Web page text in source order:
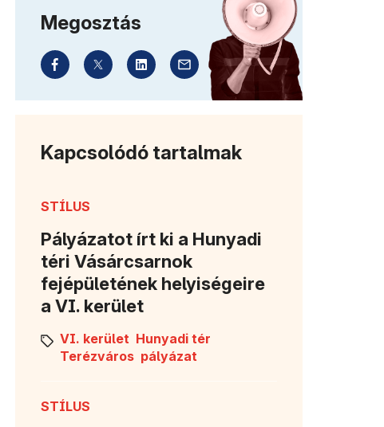
Megosztás
Kapcsolódó tartalmak
STÍLUS
Pályázatot írt ki a Hunyadi
téri Vásárcsarnok
fejépületének helyiségeire
a VI. kerület
VI. kerület Hunyadi tér
Terézváros pályázat
STÍLUS